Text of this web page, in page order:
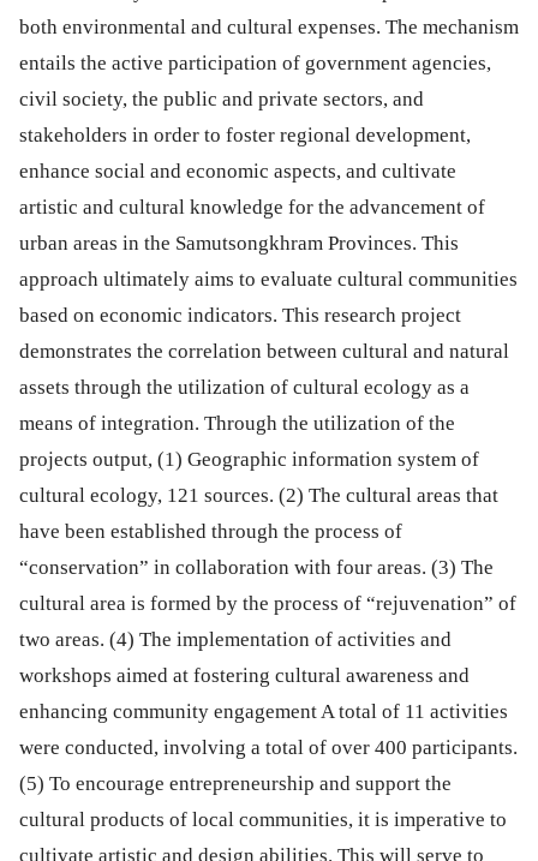
both environmental and cultural expenses. The mechanism
entails the active participation of government agencies,
civil society, the public and private sectors, and
stakeholders in order to foster regional development,
enhance social and economic aspects, and cultivate
artistic and cultural knowledge for the advancement of
urban areas in the Samutsongkhram Provinces. This
approach ultimately aims to evaluate cultural communities
based on economic indicators. This research project
demonstrates the correlation between cultural and natural
assets through the utilization of cultural ecology as a
means of integration. Through the utilization of the
projects output, (1) Geographic information system of
cultural ecology, 121 sources. (2) The cultural areas that
have been established through the process of
“conservation” in collaboration with four areas. (3) The
cultural area is formed by the process of “rejuvenation” of
two areas. (4) The implementation of activities and
workshops aimed at fostering cultural awareness and
enhancing community engagement A total of 11 activities
were conducted, involving a total of over 400 participants.
(5) To encourage entrepreneurship and support the
cultural products of local communities, it is imperative to
cultivate artistic and design abilities. This will serve to